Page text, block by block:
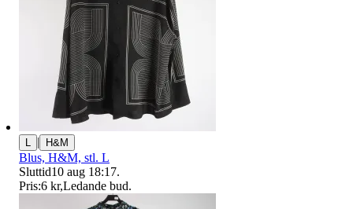
L | H&M
Blus, H&M, stl. L
Sluttid10 aug 18:17.
Pris:6 kr,Ledande bud.